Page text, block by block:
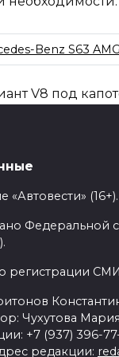
V8 под
переобули в
21-
30R21, спереди
Benz s63
«Автовести» (16+).
Федеральной
о регистрации
Чухутова
+7 (937) 396-
редакции: